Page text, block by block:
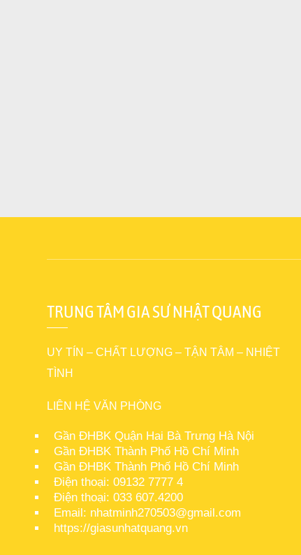
TRUNG TÂM GIA SƯ NHẬT QUANG
UY TÍN – CHẤT LƯỢNG – TẬN TÂM – NHIỆT
TÌNH
LIÊN HỆ VĂN PHÒNG
Gần ĐHBK Quận Hai Bà Trưng Hà Nội
Gần ĐHBK Thành Phố Hồ Chí Minh
Gần ĐHBK Thành Phố Hồ Chí Minh
Điện thoại: 09132 7777 4
Điện thoại: 033 607.4200
Email: nhatminh270503@gmail.com
https://giasunhatquang.vn